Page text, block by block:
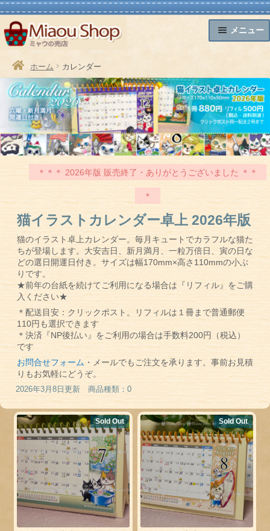
ビ
ョ
ス
キ
ッ
ン
へ
ッ
プ
メニュー
卓上カレンダー アジアン雑貨
猫キャラ小物
ブランド雑貨 日本和雑貨
HOME 商品 はじめに
ホーム カレンダー
＊＊＊ 2026年版 販売終了・ありがとうございました ＊＊
＊
猫イラストカレンダー卓上 2026年版
猫のイラスト卓上カレンダー。毎月キュートでカラフルな猫た
ちが登場します。大安吉日、新月満月、一粒万倍日、寅の日な
どの選日開運日付き。サイズは幅170mm×高さ110mmの小ぶ
りです。
★前年の台紙を続けてご利用になる場合は『リフィル』をご購
入ください★
＊配送目安：クリックポスト。リフィルは１冊まで普通郵便
110円も選択できます
＊決済『NP後払い』をご利用の場合は手数料200円（税込）
です
お問合せフォーム ・メールでもご注文を承ります。事前お見積
りもお気軽にどうぞ。
2026年3月8日更新 商品種類：0
Sold Out Sold Out